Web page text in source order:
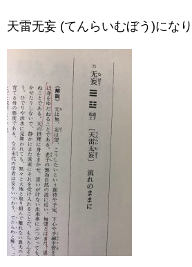
天雷无妄 (てんらいむぼう)になり